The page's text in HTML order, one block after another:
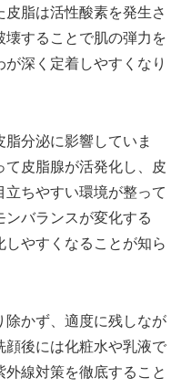
脂は活性酸素を発生さ
することで肌の弾力を
深く定着しやすくなり
分泌に影響していま
皮脂腺が活発化し、皮
立ちやすい環境が整って
ンバランスが変化する
やすくなることが知ら
除かず、適度に残しなが
顔後には化粧水や乳液で
線対策を徹底すること